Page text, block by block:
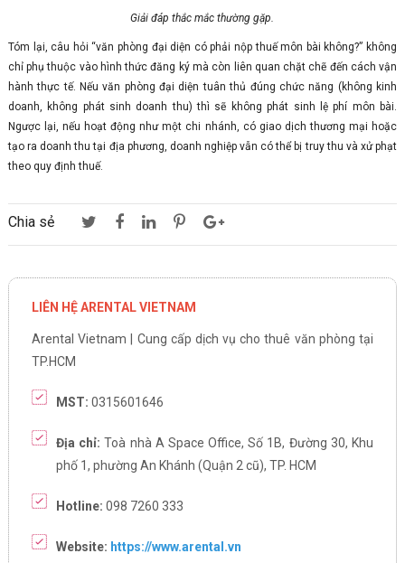
Giải đáp thắc mắc thường gặp.
Tóm lại, câu hỏi “văn phòng đại diện có phải nộp thuế môn bài không?” không
chỉ phụ thuộc vào hình thức đăng ký mà còn liên quan chặt chẽ đến cách vận
hành thực tế. Nếu văn phòng đại diện tuân thủ đúng chức năng (không kinh
doanh, không phát sinh doanh thu) thì sẽ không phát sinh lệ phí môn bài.
Ngược lại, nếu hoạt động như một chi nhánh, có giao dịch thương mại hoặc
tạo ra doanh thu tại địa phương, doanh nghiệp vẫn có thể bị truy thu và xử phạt
theo quy định thuế.
Chia sẻ
LIÊN HỆ ARENTAL VIETNAM
Arental Vietnam | Cung cấp dịch vụ cho thuê văn phòng tại
TP.HCM
MST: 0315601646
Địa chỉ: Toà nhà A Space Office, Số 1B, Đường 30, Khu
phố 1, phường An Khánh (Quận 2 cũ), TP. HCM
Hotline: 098 7260 333
Website: https://www.arental.vn